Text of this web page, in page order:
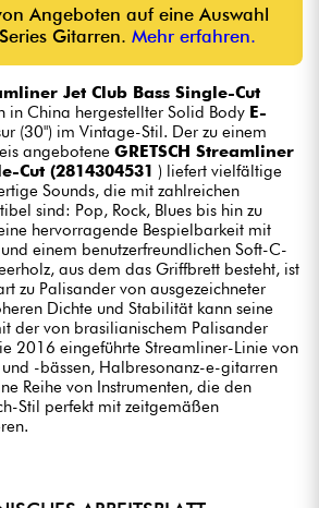
Angeboten auf eine Auswahl
Gitarren. Mehr erfahren.
Jet Club Bass Single-Cut
in China hergestellter Solid Body E-
(30") im Vintage-Stil. Der zu einem
angebotene GRETSCH Streamliner
Cut (2814304531 ) liefert vielfältige
Sounds, die mit zahlreichen
sind: Pop, Rock, Blues bis hin zu
hervorragende Bespielbarkeit mit
einem benutzerfreundlichen Soft-C-
aus dem das Griffbrett besteht, ist
zu Palisander von ausgezeichneter
Dichte und Stabilität kann seine
der von brasilianischem Palisander
2016 eingeführte Streamliner-Linie von
-bässen, Halbresonanz-e-gitarren
Reihe von Instrumenten, die den
Stil perfekt mit zeitgemäßen